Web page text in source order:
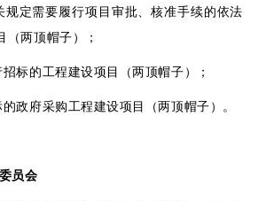
规定需要履行项目审批、核准手续的依法
（两顶帽子）；
招标的工程建设项目（两顶帽子）；
的政府采购工程建设项目（两顶帽子）。
员会